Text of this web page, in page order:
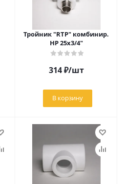
Тройник "RTP" комбинир.
НР 25х3/4"
314₽/шт
В корзину